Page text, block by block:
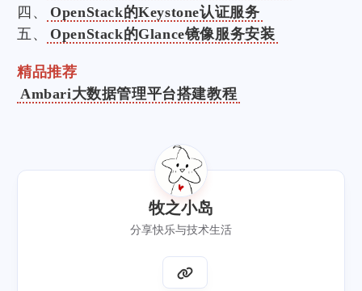
四、
OpenStack的Keystone认证服务
五、
OpenStack的Glance镜像服务安装
精品推荐
Ambari大数据管理平台搭建教程
牧之小岛
分享快乐与技术生活